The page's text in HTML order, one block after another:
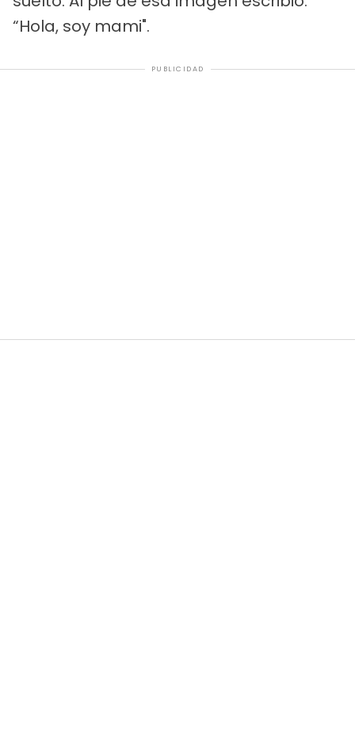
“Hola, soy mami".
PUBLICIDAD